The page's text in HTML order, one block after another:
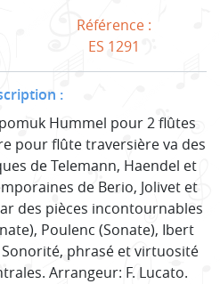
Référence :
ES 1291
:
Hummel pour 2 flûtes
pour flûte traversière va des
de Telemann, Haendel et
de Berio, Jolivet et
des pièces incontournables
Poulenc (Sonate), Ibert
phrasé et virtuosité
Arrangeur: F. Lucato.